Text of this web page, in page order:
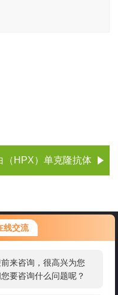
线交流
前来咨询，很高兴为您
您要咨询什么问题呢？
留很久了，是否找到
您可以直接在线与我
（HPX）单克隆抗体